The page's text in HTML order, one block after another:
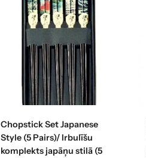
Chopstick Set Japanese
Style (5 Pairs)/ Irbulīšu
komplekts japāņu stilā (5